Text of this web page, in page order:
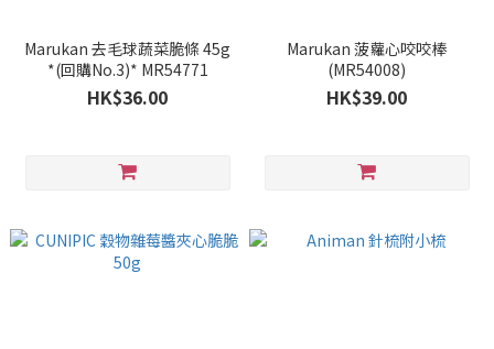
Marukan 去毛球蔬菜脆條 45g
*(回購No.3)* MR54771
HK$36.00
Marukan 菠蘿心咬咬棒
(MR54008)
HK$39.00